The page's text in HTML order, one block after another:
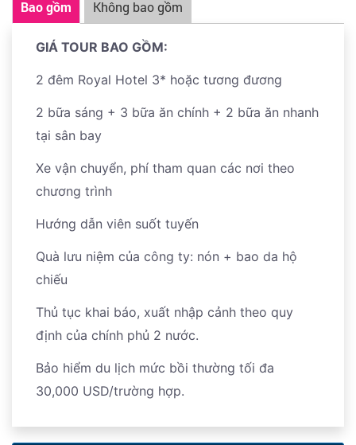
chương trình
Gala Dinner
Tự do mua sắm khám phá các khu phố giải trí về đêm.
Viên Canopy Park, Manulife Sky Nets, Topiary Walk,
Discovery Slides,...
chuyến bay về HCM.
Kết thúc chuyến tham quan, chia tay và hẹn gặp lại
quý khách trong những hành trình tiếp theo cùng
Bao gồm Không bao gồm
GIÁ TOUR BAO GỒM:
2 đêm Royal Hotel 3* hoặc tương đương
2 bữa sáng + 3 bữa ăn chính + 2 bữa ăn nhanh
tại sân bay
Xe vận chuyển, phí tham quan các nơi theo
chương trình
Hướng dẫn viên suốt tuyến
Quà lưu niệm của công ty: nón + bao da hộ
chiếu
Thủ tục khai báo, xuất nhập cảnh theo quy
định của chính phủ 2 nước.
Bảo hiểm du lịch mức bồi thường tối đa
30,000 USD/trường hợp.